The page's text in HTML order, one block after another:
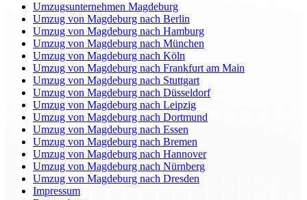
Umzugsunternehmen Magdeburg
Umzug von Magdeburg nach Berlin
Umzug von Magdeburg nach Hamburg
Umzug von Magdeburg nach München
Umzug von Magdeburg nach Köln
Umzug von Magdeburg nach Frankfurt am Main
Umzug von Magdeburg nach Stuttgart
Umzug von Magdeburg nach Düsseldorf
Umzug von Magdeburg nach Leipzig
Umzug von Magdeburg nach Dortmund
Umzug von Magdeburg nach Essen
Umzug von Magdeburg nach Bremen
Umzug von Magdeburg nach Hannover
Umzug von Magdeburg nach Nürnberg
Umzug von Magdeburg nach Dresden
Impressum